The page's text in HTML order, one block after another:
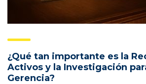
¿Qué tan importante es la
Activos y la Investigación
Gerencia?